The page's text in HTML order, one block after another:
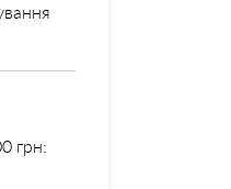
грн: